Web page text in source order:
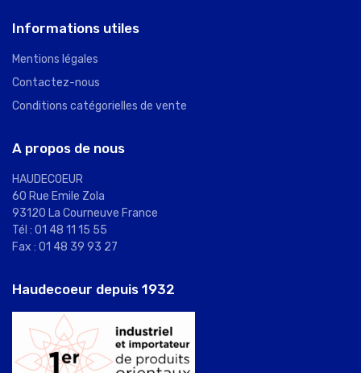
Informations utiles
Mentions légales
Contactez-nous
Conditions catégorielles de vente
A propos de nous
HAUDECOEUR
60 Rue Emile Zola
93120 La Courneuve France
Tél : 01 48 11 15 55
Fax : 01 48 39 93 27
Haudecoeur depuis 1932